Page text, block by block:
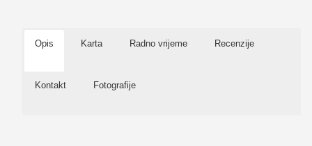
Opis Karta Radno vrijeme Recenzije
Kontakt Fotografije